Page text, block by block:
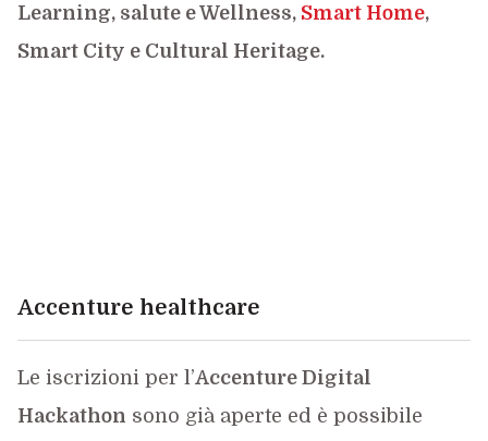
Learning, salute e Wellness, Smart Home,
Smart City e Cultural Heritage.
Accenture healthcare
Le iscrizioni per l’Accenture Digital
Hackathon sono già aperte ed è possibile